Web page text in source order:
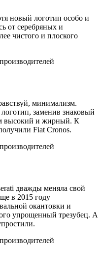
новый логотип особо и
от серебряных и
чистого и плоского
минимализм.
заменив знаковый
высокий и жирный. К
Fiat Cronos.
дважды меняла свой
в 2015 году
окантовки и
упрощенный трезубец. А